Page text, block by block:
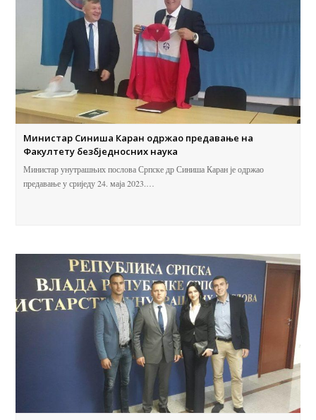
Министар Синиша Каран одржао предавање на
Факултету безбједносних наука
Министар унутрашњих послова Српске др Синиша Каран је одржао
предавање у сриједу 24. маја 2023.…